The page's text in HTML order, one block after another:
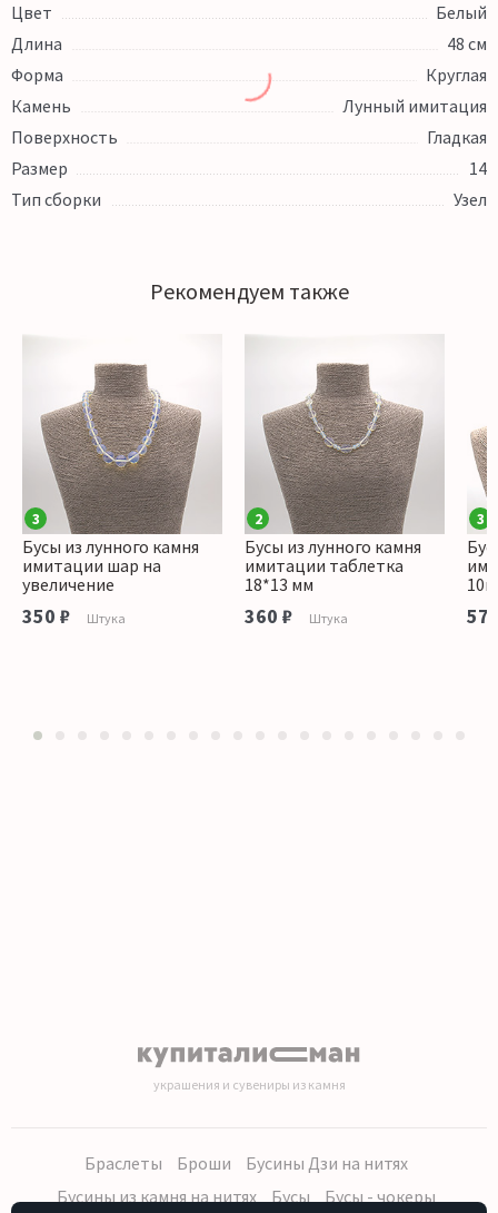
Цвет
Белый
Длина
48 см
Форма
Круглая
Камень
Лунный имитация
Поверхность
Гладкая
Размер
14
Тип сборки
Узел
Рекомендуем также
3
Бусы из лунного камня
имитации шар на
увеличение
350 ₽ Штука
2
Бусы из лунного камня
имитации таблетка
18*13 мм
360 ₽ Штука
3
украшения и сувениры из камня
Браслеты Броши
Бусины Дзи на нитях
Бусины из камня на нитях
Бусы Бусы - чокеры